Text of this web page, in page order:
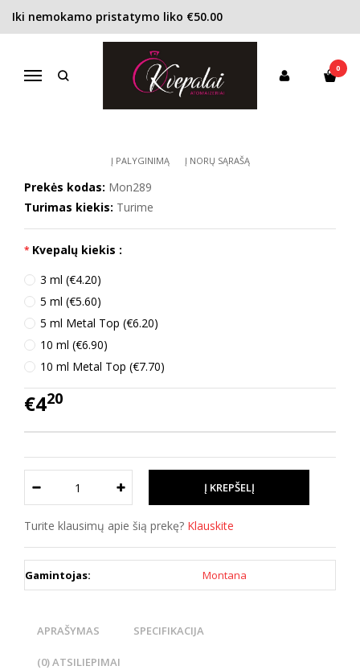
Iki nemokamo pristatymo liko €50.00
Navigacija
0
Pagrindinis KONCENTRACIJA
Kvapusis vanduo (EDP)
Montana Suggestion pour Elle EDP moterims
MONTANA SUGGESTION POUR ELLE
EDP MOTERIMS
Į PALYGINIMĄ Į NORŲ SĄRAŠĄ
Prekės kodas: Mon289
Turimas kiekis: Turime
Kvepalų kiekis :
3 ml (€4.20)
5 ml (€5.60)
5 ml Metal Top (€6.20)
10 ml (€6.90)
10 ml Metal Top (€7.70)
€420
Turite klausimų apie šią prekę? Klauskite
Gamintojas: Montana
APRAŠYMAS SPECIFIKACIJA
(0) ATSILIEPIMAI